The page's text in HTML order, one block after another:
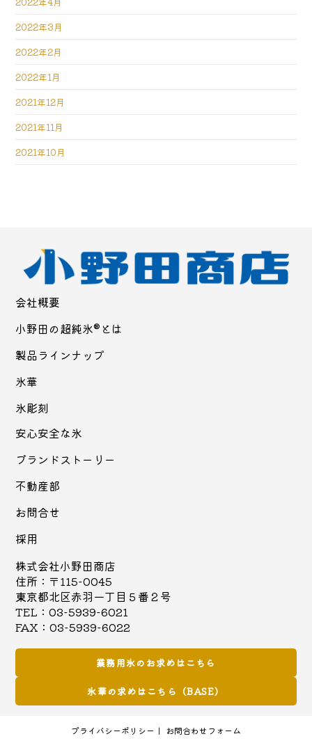
2022年3月
2022年2月
2022年1月
2021年12月
2021年11月
2021年10月
会社概要
小野田の超純氷®とは
製品ラインナップ
氷華
氷彫刻
安心安全な氷
ブランドストーリー
不動産部
お問合せ
採用
株式会社小野田商店
住所：〒115-0045
東京都北区赤羽一丁目５番２号
TEL：03-5939-6021
FAX：03-5939-6022
業務用氷のお求めはこちら
氷華の求めはこちら（BASE）
プライバシーポリシー お問合わせフォーム